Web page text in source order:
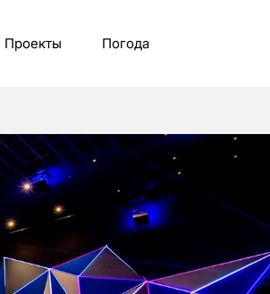
Проекты Погода